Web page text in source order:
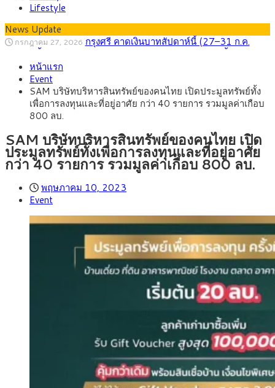
Lifestyle
News Update
กรกฎาคม 27, 2026 กรุงศรี คาดเงินบาทสัปดาห์นี้ (27–31 ก.ค.
หน้ารถไฟฟ้าสงขลา โมโนเรล 12.54 กม. เชื่อมเมืองหาดใหญ่
สิงหาคม 4, 2026
รายหัวเพียง 2,618 บาท เสนอทบทวนจัดสรรงบให้สอดคล้องภาระ
งานจริง
สิงหาคม 3, 2026
33.00-33.60 ติดตามข้อมูลจ้างงานสหรัฐฯ
สิงหาคม 1, 2026 “เอกนิติ” เปิดเครื่องยนต์เศรษฐกิจใหม่ของไทย
เดินหน้า 5 ยุทธศาสตร์ รื้อโครงสร้างเศรษฐกิจ ดันไทยโตเต็ม
ศักยภาพ
กรกฎาคม 27, 2026 ภัยเงียบใกล้ตัวเด็ก LSD “แสตมป์เมา” ยาเสพ
ติดลายการ์ตูน กรมศุลกากร เตือนผู้ปกครองเฝ้าระวัง หลังยึดล็อต
ใหญ่จากเยอรมนี
หน้าแรก
Event
SAM บริษัทบริหารสินทรัพย์ของคนไทย เปิดประมูลทรัพย์ทั้ง
เพื่อการลงทุนและที่อยู่อาศัย กว่า 40 รายการ รวมมูลค่าเกือบ
800 ลบ.
SAM บริษัทบริหารสินทรัพย์ของคนไทย เปิด
ประมูลทรัพย์ทั้งเพื่อการลงทุนและที่อยู่อาศัย
กว่า 40 รายการ รวมมูลค่าเกือบ 800 ลบ.
พฤษภาคม 10, 2023
Event